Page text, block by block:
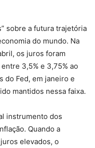
sobre a futura trajetória
do mundo. Na
os juros foram
3,5% e 3,75% ao
do Fed, em janeiro e
mantidos nessa faixa.
instrumento dos
Quando a
elevados, o